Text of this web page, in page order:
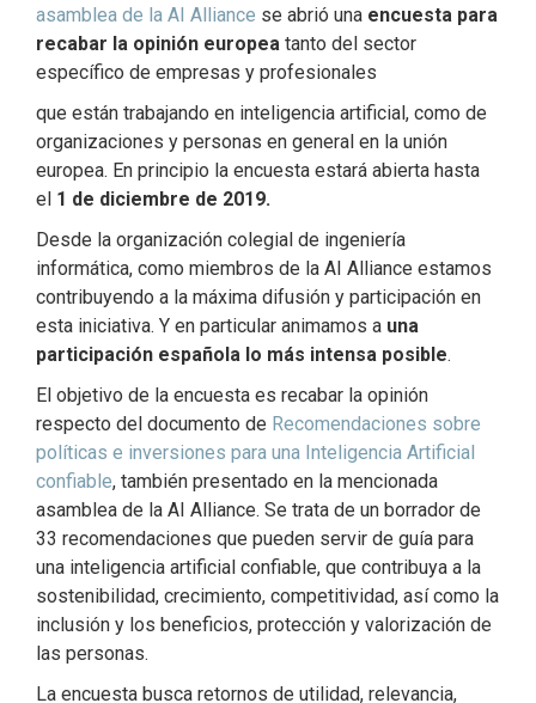
asamblea de la AI Alliance se abrió una encuesta para
recabar la opinión europea tanto del sector
específico de empresas y profesionales
que están trabajando en inteligencia artificial, como de
organizaciones y personas en general en la unión
europea. En principio la encuesta estará abierta hasta
el 1 de diciembre de 2019.
Desde la organización colegial de ingeniería
informática, como miembros de la AI Alliance estamos
contribuyendo a la máxima difusión y participación en
esta iniciativa. Y en particular animamos a una
participación española lo más intensa posible.
El objetivo de la encuesta es recabar la opinión
respecto del documento de Recomendaciones sobre
políticas e inversiones para una Inteligencia Artificial
confiable, también presentado en la mencionada
asamblea de la AI Alliance. Se trata de un borrador de
33 recomendaciones que pueden servir de guía para
una inteligencia artificial confiable, que contribuya a la
sostenibilidad, crecimiento, competitividad, así como la
inclusión y los beneficios, protección y valorización de
las personas.
La encuesta busca retornos de utilidad, relevancia,